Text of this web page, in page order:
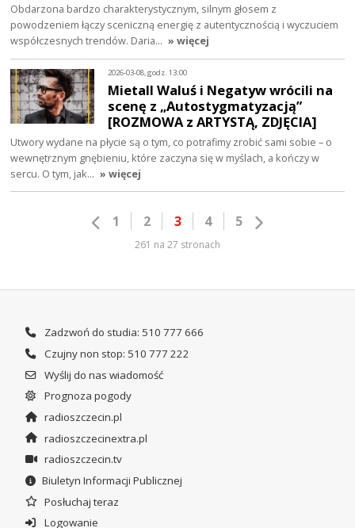
Obdarzona bardzo charakterystycznym, silnym głosem z
powodzeniem łączy sceniczną energię z autentycznością i wyczuciem
współczesnych trendów. Daria… » więcej
2026-03-08, godz. 13:00
Mietall Waluś i Negatyw wrócili na
scenę z „Autostygmatyzacją”
[ROZMOWA z ARTYSTĄ, ZDJĘCIA]
Utwory wydane na płycie są o tym, co potrafimy zrobić sami sobie – o
wewnętrznym gnębieniu, które zaczyna się w myślach, a kończy w
sercu. O tym, jak… » więcej
1 2 3 4 5
261 na 27 stronach
Zadzwoń do studia: 510 777 666
Czujny non stop: 510 777 222
Wyślij do nas wiadomość
Prognoza pogody
radioszczecin.pl
radioszczecinextra.pl
radioszczecin.tv
Biuletyn Informacji Publicznej
Posłuchaj teraz
Logowanie